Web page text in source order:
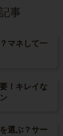
事
マネして一
！キレイな
選ぶ？サー